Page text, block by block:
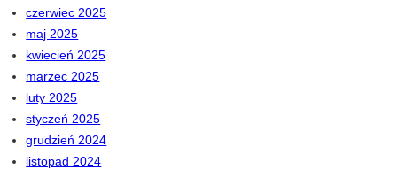
czerwiec 2025
maj 2025
kwiecień 2025
marzec 2025
luty 2025
styczeń 2025
grudzień 2024
listopad 2024